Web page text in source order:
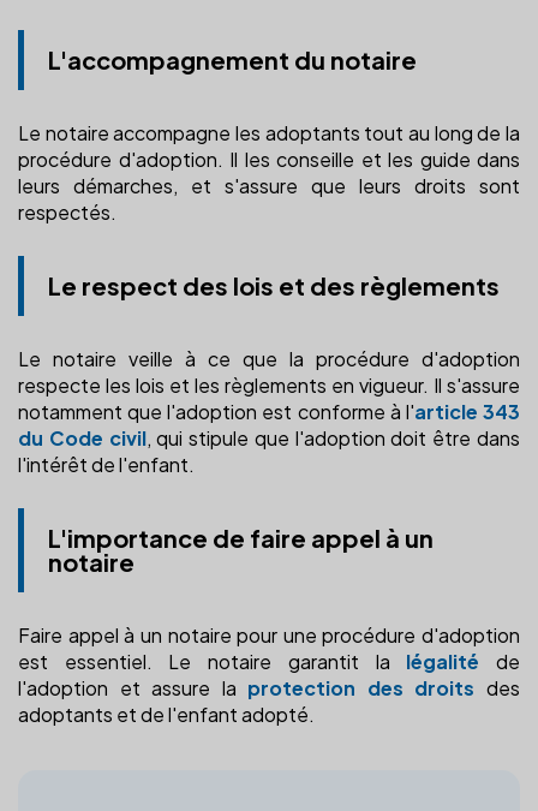
L'accompagnement du notaire
Le notaire accompagne les adoptants tout au long de la
procédure d'adoption. Il les conseille et les guide dans
leurs démarches, et s'assure que leurs droits sont
respectés.
Le respect des lois et des règlements
Le notaire veille à ce que la procédure d'adoption
respecte les lois et les règlements en vigueur. Il s'assure
notamment que l'adoption est conforme à l'article 343
du Code civil, qui stipule que l'adoption doit être dans
l'intérêt de l'enfant.
L'importance de faire appel à un
notaire
Faire appel à un notaire pour une procédure d'adoption
est essentiel. Le notaire garantit la légalité de
l'adoption et assure la protection des droits des
adoptants et de l'enfant adopté.